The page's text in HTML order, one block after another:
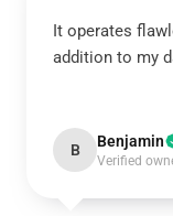
It operates
addition to my
B Benjamin
Verified